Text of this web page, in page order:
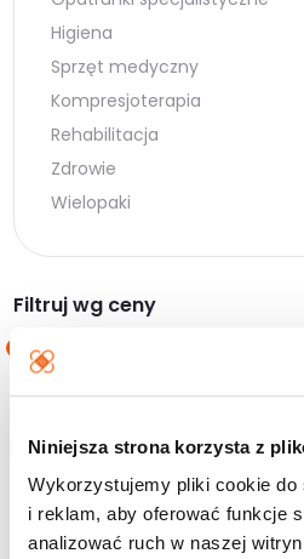
Niniejsza strona korzysta z
Wykorzystujemy pliki cookie do
i reklam, aby oferować funkcje
analizować ruch w naszej
Higiena
Sprzęt medyczny
Kompresjoterapia
Rehabilitacja
Zdrowie
Wielopaki
Filtruj wg ceny
Filtruj